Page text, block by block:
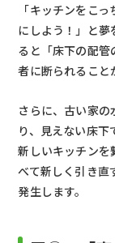
「キッチンをこ
にしよう！」と夢
ると「床下の配
者に断られること
さらに、古い家
り、見えない床下
新しいキッチンを
べて新しく引き直
発生します。